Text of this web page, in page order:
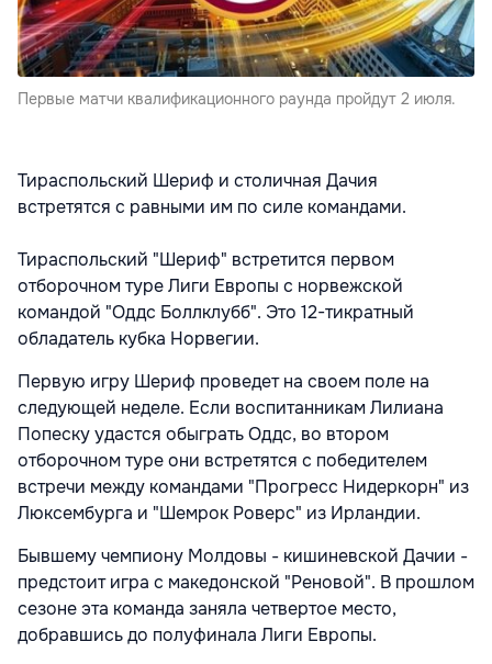
Первые матчи квалификационного раунда пройдут 2 июля.
Тираспольский Шериф и столичная Дачия
встретятся с равными им по силе командами.
Тираспольский "Шериф" встретится первом
отборочном туре Лиги Европы с норвежской
командой "Оддс Боллклубб". Это 12-тикратный
обладатель кубка Норвегии.
Первую игру Шериф проведет на своем поле на
следующей неделе. Если воспитанникам Лилиана
Попеску удастся обыграть Оддс, во втором
отборочном туре они встретятся с победителем
встречи между командами "Прогресс Нидеркорн" из
Люксембурга и "Шемрок Роверс" из Ирландии.
Бывшему чемпиону Молдовы - кишиневской Дачии -
предстоит игра с македонской "Реновой". В прошлом
сезоне эта команда заняла четвертое место,
добравшись до полуфинала Лиги Европы.